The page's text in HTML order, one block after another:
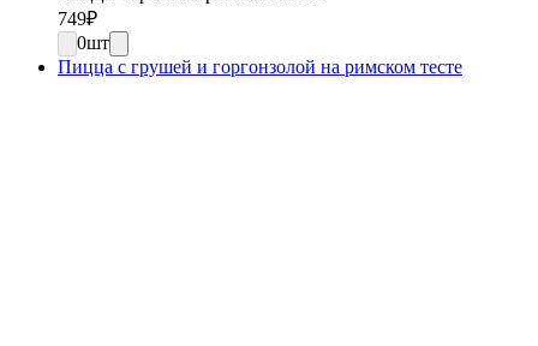
749₽
0шт
Пицца с грушей и горгонзолой на римском тесте